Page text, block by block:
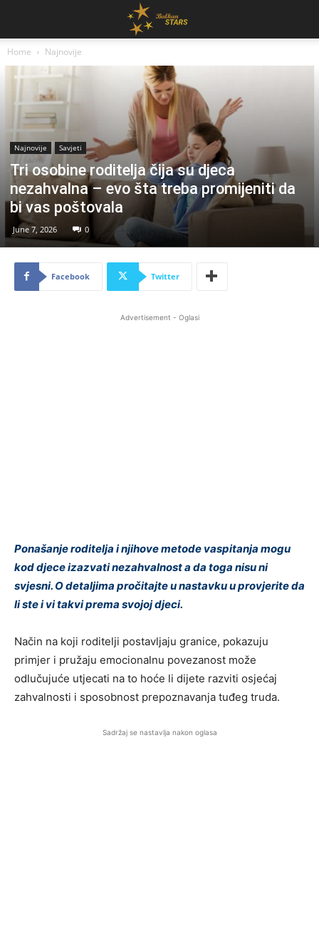
Home Najnovije
Najnovije Savjeti
Tri osobine roditelja čija su djeca
nezahvalna – evo šta treba promijeniti da
bi vas poštovala
June 7, 2026 0
Facebook Twitter
Advertisement - Oglasi
Ponašanje roditelja i njihove metode vaspitanja mogu
kod djece izazvati nezahvalnost a da toga nisu ni
svjesni. O detaljima pročitajte u nastavku u provjerite da
li ste i vi takvi prema svojoj djeci.
Način na koji roditelji postavljaju granice, pokazuju
primjer i pružaju emocionalnu povezanost može
odlučujuće utjecati na to hoće li dijete razviti osjećaj
zahvalnosti i sposobnost prepoznavanja tuđeg truda.
Sadržaj se nastavlja nakon oglasa